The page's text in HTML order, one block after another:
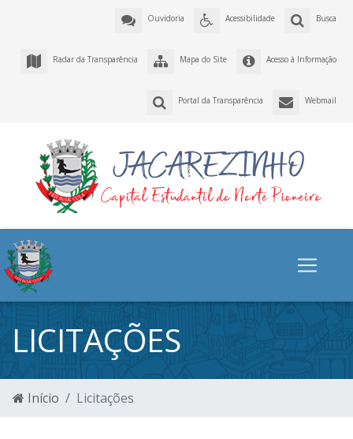
Busca
Acessibilidade
Ouvidoria
Acesso à Informação
Mapa do Site
Radar da Transparência
Webmail
Portal da Transparência
LICITAÇÕES
Início Licitações